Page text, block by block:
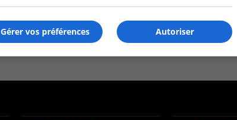
Autoriser
Gérer vos préférences